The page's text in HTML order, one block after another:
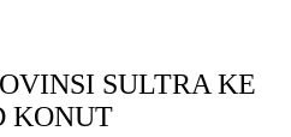
SULTRA KE
KONUT